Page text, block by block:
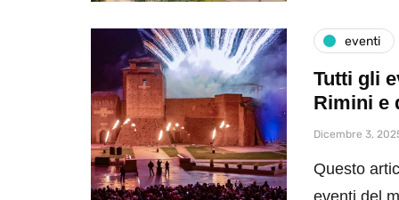
eventi
Tutti gli
Rimini e
Dicembre 3,
Questo